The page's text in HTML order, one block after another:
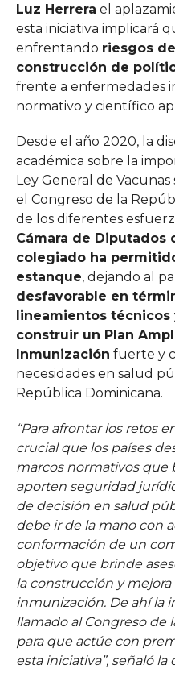
Luz Herrera el
esta iniciativa implicará
enfrentando riesgos
construcción de
frente a enfermedades
normativo y científico
Desde el año 2020, la
académica sobre la
Ley General de
el Congreso de la
de los diferentes
Cámara de Diputados
colegiado ha
estanque, dejando al
desfavorable en
lineamientos técnicos
construir un Plan
Inmunización fuerte y
necesidades en salud
República Dominicana.
“Para afrontar los retos
crucial que los países
marcos normativos que
aporten seguridad
de decisión en salud
debe ir de la mano con
conformación de un
objetivo que brinde
la construcción y
inmunización. De ahí la
llamado al Congreso de
para que actúe con
esta iniciativa”, señaló la